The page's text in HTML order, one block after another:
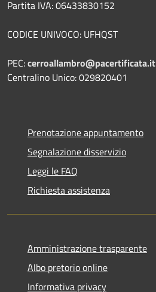
Partita IVA: 06433830152
CODICE UNIVOCO: UFHQST
PEC:cerroallambro@pacertificata.it
Centralino Unico: 029820401
Prenotazione appuntamento
Segnalazione disservizio
Leggi le FAQ
Richiesta assistenza
Amministrazione trasparente
Albo pretorio online
Informativa privacy